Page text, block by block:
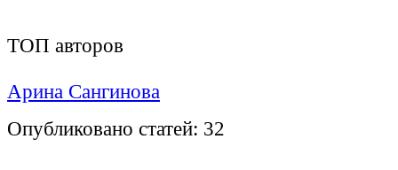
ТОП авторов
Арина Сангинова
Опубликовано статей: 32